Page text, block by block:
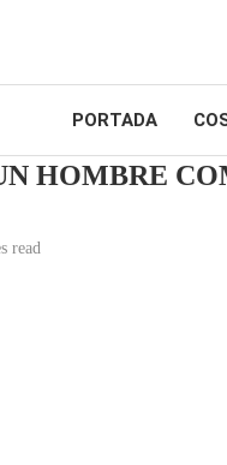
PORTADA
HOMBRE
read